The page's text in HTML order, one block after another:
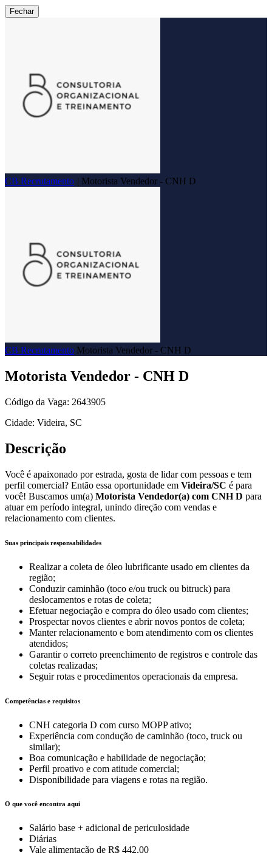
Fechar
CB Recrutamento | Motorista Vendedor - CNH D
CB Recrutamento Motorista Vendedor - CNH D
Motorista Vendedor - CNH D
Código da Vaga: 2643905
Cidade: Videira, SC
Descrição
Você é apaixonado por estrada, gosta de lidar com pessoas e tem
perfil comercial? Então essa oportunidade em Videira/SC é para
você! Buscamos um(a) Motorista Vendedor(a) com CNH D para
atuar em período integral, unindo direção com vendas e
relacionamento com clientes.
Suas principais responsabilidades
Realizar a coleta de óleo lubrificante usado em clientes da
região;
Conduzir caminhão (toco e/ou truck ou bitruck) para
deslocamentos e rotas de coleta;
Efetuar negociação e compra do óleo usado com clientes;
Prospectar novos clientes e abrir novos pontos de coleta;
Manter relacionamento e bom atendimento com os clientes
atendidos;
Garantir o correto preenchimento de registros e controle das
coletas realizadas;
Seguir rotas e procedimentos operacionais da empresa.
Competências e requisitos
CNH categoria D com curso MOPP ativo;
Experiência com condução de caminhão (toco, truck ou
similar);
Boa comunicação e habilidade de negociação;
Perfil proativo e com atitude comercial;
Disponibilidade para viagens e rotas na região.
O que você encontra aqui
Salário base + adicional de periculosidade
Diárias
Vale alimentação de R$ 442,00